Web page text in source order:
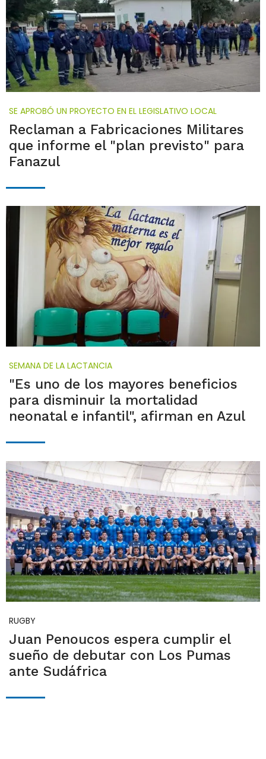
SE APROBÓ UN PROYECTO EN EL LEGISLATIVO LOCAL
Reclaman a Fabricaciones Militares
que informe el "plan previsto" para
Fanazul
SEMANA DE LA LACTANCIA
"Es uno de los mayores beneficios
para disminuir la mortalidad
neonatal e infantil", afirman en Azul
RUGBY
Juan Penoucos espera cumplir el
sueño de debutar con Los Pumas
ante Sudáfrica